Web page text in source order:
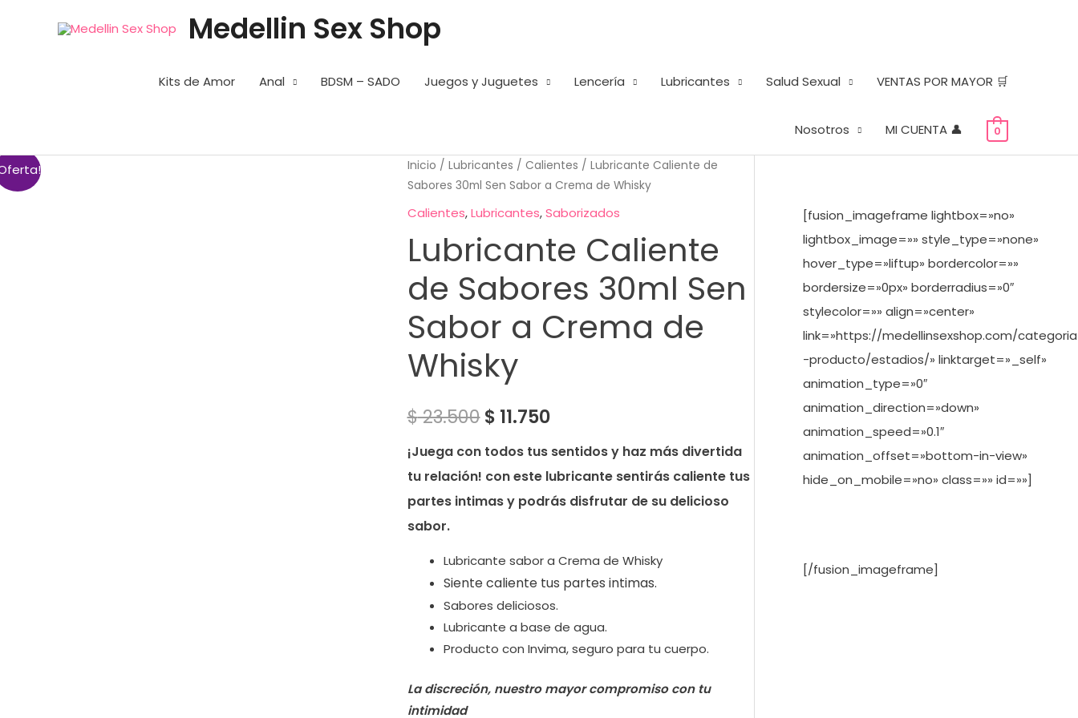
Medellin Sex Shop
Kits de Amor Anal BDSM – SADO Juegos y Juguetes Lencería Lubricantes Salud Sexual VENTAS POR MAYOR 🛒
Nosotros MI CUENTA 👤 0
Inicio / Lubricantes / Calientes / Lubricante Caliente de
Sabores 30ml Sen Sabor a Crema de Whisky
Calientes,Lubricantes,Saborizados
Lubricante Caliente
de Sabores 30ml Sen
Sabor a Crema de
Whisky
$23.500 $ 11.750
¡Juega con todos tus sentidos y haz más divertida
tu relación! con este lubricante sentirás caliente tus
partes intimas y podrás disfrutar de su delicioso
sabor.
Lubricante sabor a Crema de Whisky
Siente caliente tus partes intimas.
Sabores deliciosos.
Lubricante a base de agua.
Producto con Invima, seguro para tu cuerpo.
La discreción, nuestro mayor compromiso con tu
intimidad
[fusion_imageframe lightbox=»no»
lightbox_image=»» style_type=»none»
hover_type=»liftup» bordercolor=»»
bordersize=»0px» borderradius=»0″
stylecolor=»» align=»center»
link=»https://medellinsexshop.com/categoria
-producto/estadios/» linktarget=»_self»
animation_type=»0″
animation_direction=»down»
animation_speed=»0.1″
animation_offset=»bottom-in-view»
hide_on_mobile=»no» class=»» id=»»]
[/fusion_imageframe]